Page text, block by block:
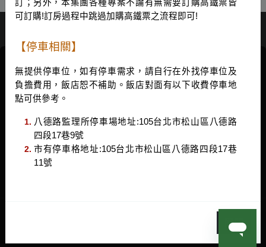
洛碁大飯店三貝茲
台北松山區八德路四段16號
公司名稱
|
統一編號
| 51572298
訂；另外，本集團各種專案不論有無需要訂購高鐵票皆
可訂購!訂房過程中跳過加購高鐵票之流程即可!
【停車相關】
無提供停車位，如有停車需求，請自行在外找停車位及
負擔費用，飯店恕不補助。飯店對面有以下收費停車地
點可供參考。
八德路監理所停車場地址:105台北市松山區八德路
四段17巷9號
市有停車格地址:105台北市松山區八德路四段17巷
11號
關閉
貼心提醒您，申請加入本集團任何會員、參與任何活動計畫
或預訂本集團任何客房時，與本集團合作的第三方系統服務
料。
與本集團合作的第三方服務公司為了分析和廣告之目的使用
了Cookies及其他追蹤工具，並藉以提供更優質的瀏覽體驗。
如您想更了解Cookies之使用與如何更改Cookies的設定，請